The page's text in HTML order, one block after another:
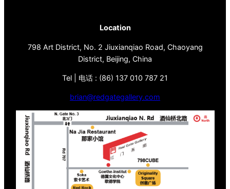
Location
798 Art District, No. 2 Jiuxianqiao Road, Chaoyang
District, Beijing, China
Tel | 电话 : (86) 137 010 787 21
brian@redgategallery.com